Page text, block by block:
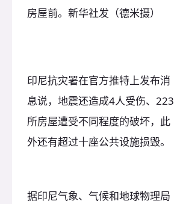
房屋前。新华社发（德米摄）
印尼抗灾署在官方推特上发布消
息说，地震还造成4人受伤、223
所房屋遭受不同程度的破坏，此
外还有超过十座公共设施损毁。
据印尼气象、气候和地球物理局